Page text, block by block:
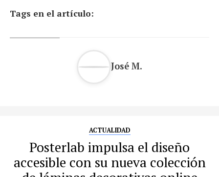
Tags en el artículo:
José M.
ACTUALIDAD
Posterlab impulsa el diseño
accesible con su nueva colección